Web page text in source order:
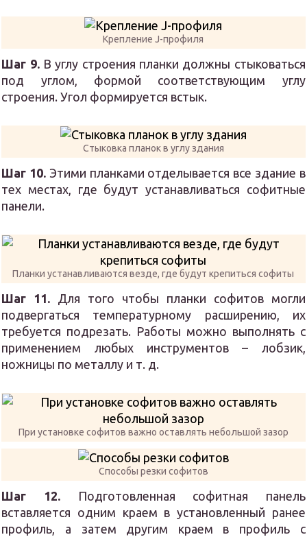
Крепление J-профиля
Шаг 9.В углу строения планки должны стыковаться
под углом, формой соответствующим углу
строения. Угол формируется встык.
Стыковка планок в углу здания
Шаг 10. Этими планками отделывается все здание в
тех местах, где будут устанавливаться софитные
панели.
Планки устанавливаются везде, где будут крепиться софиты
Шаг 11. Для того чтобы планки софитов могли
подвергаться температурному расширению, их
требуется подрезать. Работы можно выполнять с
применением любых инструментов – лобзик,
ножницы по металлу и т. д.
При установке софитов важно оставлять небольшой зазор
Способы резки софитов
Шаг 12.Подготовленная софитная панель
вставляется одним краем в установленный ранее
профиль, а затем другим краем в профиль с